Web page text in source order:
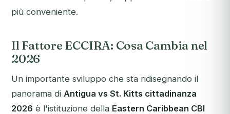
più conveniente.
Il Fattore ECCIRA: Cosa Cambia nel
2026
Un importante sviluppo che sta ridisegnando il
panorama di Antigua vs St. Kitts cittadinanza
2026 è l'istituzione della Eastern Caribbean CBI